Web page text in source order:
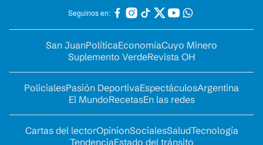
Seguinos en:
San JuanPolíticaEconomíaCuyo Minero
Suplemento VerdeRevista OH
PolicialesPasión DeportivaEspectáculosArgentina
El MundoRecetasEn las redes
Cartas del lectorOpinionSocialesSaludTecnología
TendenciaEstado del tránsito